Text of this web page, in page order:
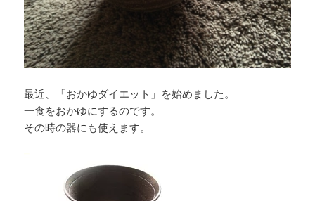
最近、「おかゆダイエット」を始めました。
一食をおかゆにするのです。
その時の器にも使えます。